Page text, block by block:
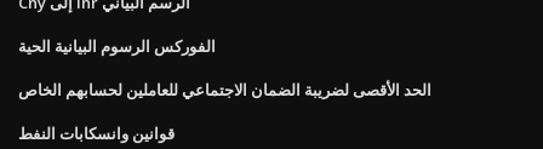
الفوركس الرسوم البيانية الحية
الحد الأقصى لضريبة الضمان الاجتماعي للعاملين لحسابهم الخاص
قوانين وانسكابات النفط